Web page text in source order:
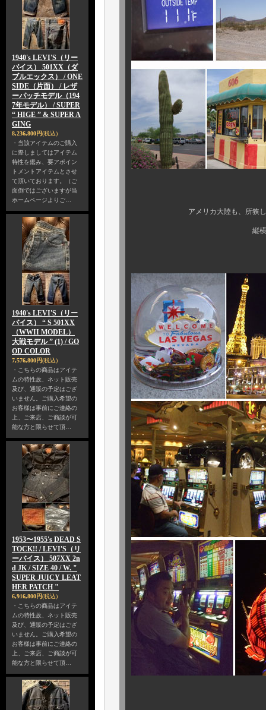
1940's LEVI'S（リー
バイス） 501XX（ダ
ブルエックス） / ONE
SIDE（片面） / レザ
ーパッチモデル（194
7年モデル） / SUPER
“ HIGE ” & SUPER A
GING
8,236,800円(税込)
・当該アイテムのご購入
に際しましてはアイテム
特性を鑑み、要アポイン
トメントアイテムとさせ
て頂いております。（ご
面倒ではございますが当
ホームページよりご…
1940's LEVI'S（リー
バイス） “ S 501XX
（WWII MODEL）
大戦モデル ” (1) / GO
OD COLOR
7,576,800円(税込)
・こちらの商品はアイテ
ムの特性故、ネット販売
及び、通販の予定はござ
いません。ご購入希望の
お客様は事前にご連絡の
上、ご来店、ご商談が可
能な方と限らせて頂…
1953〜1955's DEAD S
TOCK!! / LEVI'S（リ
ーバイス） 507XX 2n
d JK / SIZE 40 / W. "
SUPER JUICY LEAT
HER PATCH "
6,916,800円(税込)
・こちらの商品はアイテ
ムの特性故、ネット販売
及び、通販の予定はござ
いません。ご購入希望の
お客様は事前にご連絡の
上、ご来店、ご商談が可
能な方と限らせて頂…
アメリカ大陸も、所狭しと西か
縦横無尽に 大忙